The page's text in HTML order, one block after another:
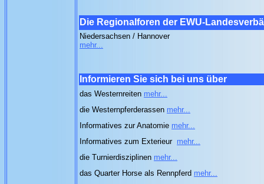
Die Regionalforen der EWU-
Niedersachsen / Hannover
mehr...
Informieren Sie sich bei uns über
das Westernreiten mehr...
die Westernpferderassen mehr...
Informatives zur Anatomie mehr...
Informatives zum Exterieur mehr...
die Turnierdisziplinen mehr...
das Quarter Horse als Rennpferd mehr...